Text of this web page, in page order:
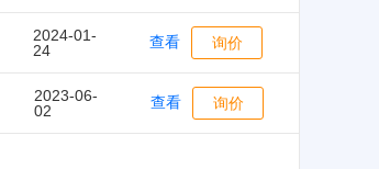
2024-01-
24
查看 询价
2023-06-
02
查看 询价